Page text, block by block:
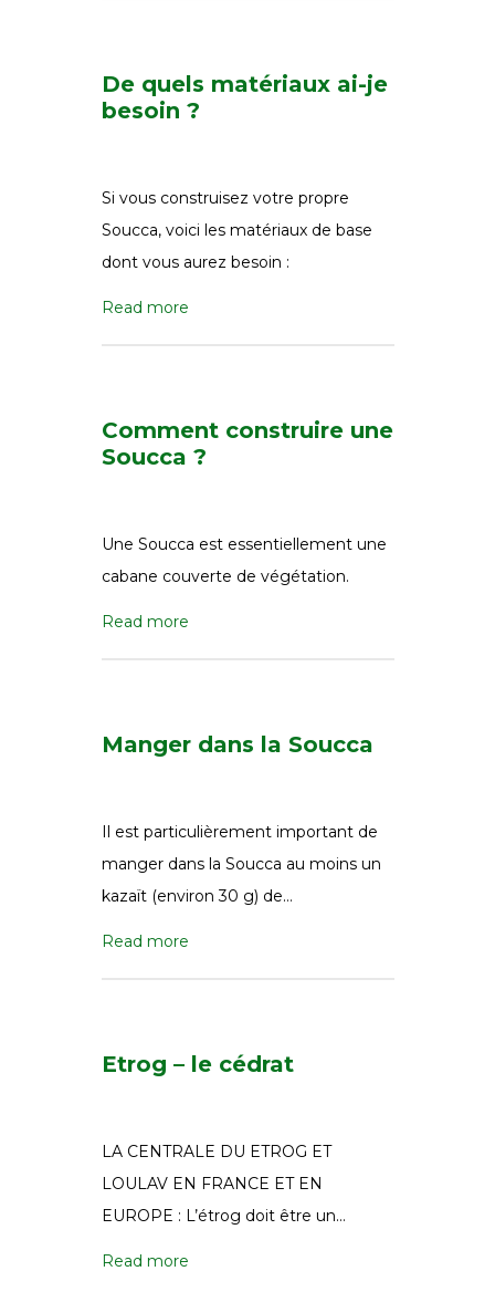
De quels matériaux ai-je
besoin ?
Si vous construisez votre propre
Soucca, voici les matériaux de base
dont vous aurez besoin :
Read more
Comment construire une
Soucca ?
Une Soucca est essentiellement une
cabane couverte de végétation.
Read more
Manger dans la Soucca
Il est particulièrement important de
manger dans la Soucca au moins un
kazaït (environ 30 g) de…
Read more
Etrog – le cédrat
LA CENTRALE DU ETROG ET
LOULAV EN FRANCE ET EN
EUROPE : L’étrog doit être un…
Read more